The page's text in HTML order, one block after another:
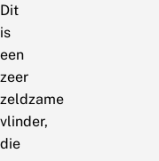
Dit
is
een
zeer
zeldzame
vlinder,
die